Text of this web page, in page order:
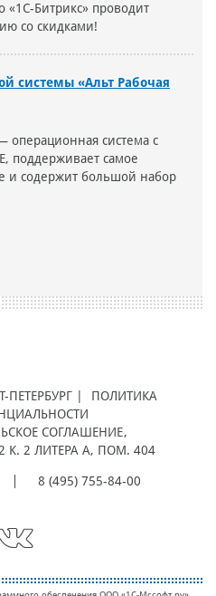
«1С-Битрикс» проводит
со скидками!
системы «Альт Рабочая
операционная система с
поддерживает самое
и содержит большой набор
ПЕТЕРБУРГ |
ПОЛИТИКА
СОГЛАШЕНИЕ,
К. 2 ЛИТЕРА А, ПОМ. 404
8 (495) 755-84-00